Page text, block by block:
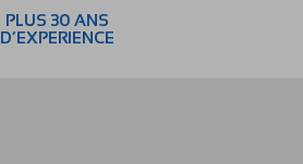
PLUS 30 ANS
D’EXPERIENCE